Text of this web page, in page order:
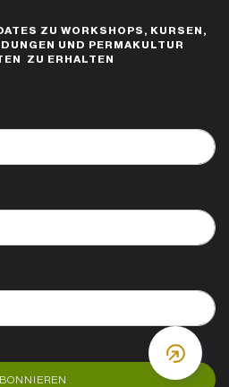
ZU WORKSHOPS, KURSEN,
UND PERMAKULTUR
ZU ERHALTEN